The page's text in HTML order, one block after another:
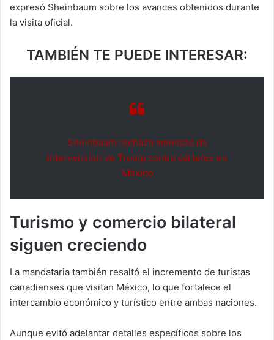
expresó Sheinbaum sobre los avances obtenidos durante
la visita oficial.
TAMBIÉN TE PUEDE INTERESAR:
Sheinbaum rechaza amenaza de
intervención de Trump contra cárteles en
México
Turismo y comercio bilateral
siguen creciendo
La mandataria también resaltó el incremento de turistas
canadienses que visitan México, lo que fortalece el
intercambio económico y turístico entre ambas naciones.
Aunque evitó adelantar detalles específicos sobre los